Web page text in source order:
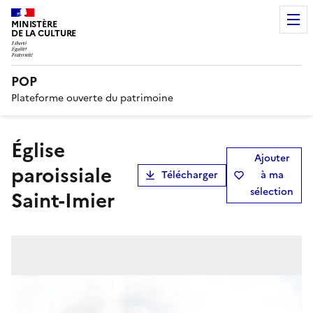
MINISTÈRE
DE LA CULTURE
POP
Plateforme ouverte du patrimoine
église
paroissiale
Saint-Imier
Télécharger
Ajouter
à ma
sélection